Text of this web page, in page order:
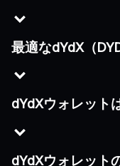
最適なdYdX（
dYdXウォレット
dYdXウォレット